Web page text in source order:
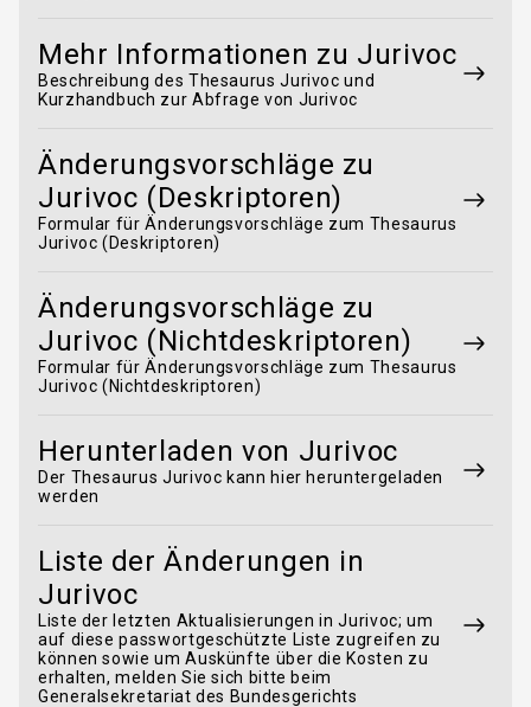
Mehr Informationen zu Jurivoc
Beschreibung des Thesaurus Jurivoc und
Kurzhandbuch zur Abfrage von Jurivoc
Änderungsvorschläge zu
Jurivoc (Deskriptoren)
Formular für Änderungsvorschläge zum Thesaurus
Jurivoc (Deskriptoren)
Änderungsvorschläge zu
Jurivoc (Nichtdeskriptoren)
Formular für Änderungsvorschläge zum Thesaurus
Jurivoc (Nichtdeskriptoren)
Herunterladen von Jurivoc
Der Thesaurus Jurivoc kann hier heruntergeladen
werden
Liste der Änderungen in
Jurivoc
Liste der letzten Aktualisierungen in Jurivoc; um
auf diese passwortgeschützte Liste zugreifen zu
können sowie um Auskünfte über die Kosten zu
erhalten, melden Sie sich bitte beim
Generalsekretariat des Bundesgerichts